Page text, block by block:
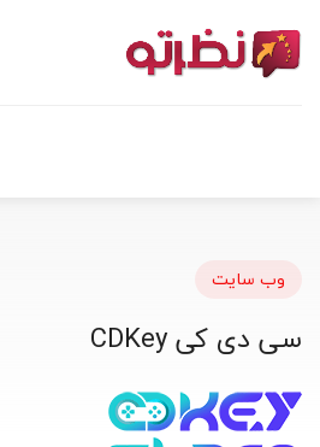
وب سایت
سی دی کی CDKey